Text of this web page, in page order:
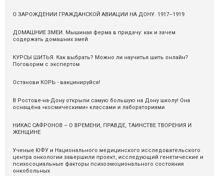
О ЗАРОЖДЕНИИ ГРАЖДАНСКОЙ АВИАЦИИ НА ДОНУ. 1917–1919
ДОМАШНИЕ ЗМЕИ. Мышиная ферма в придачу: как и зачем
содержать домашних змей
КУРСЫ ШИТЬЯ. Как выбрать? Можно ли научитья шить онлайн?
Поговорим с экспертом
Останови КОРЬ - вакцинируйся!
В Ростове-на-Дону открыли самую большую на Дону школу! Она
оснащёна «космическими» классами и лабораториями
НИКАС САФРОНОВ – О ВРЕМЕНИ, ПРАВДЕ, ТАИНСТВЕ ТВОРЕНИЯ И
ЖЕНЩИНЕ
Ученые ЮФУ и Национального медицинского исследовательского
центра онкологии завершили проект, исследующий генетические и
психосоциальные факторы психоэмоционального состояния
онкобольных